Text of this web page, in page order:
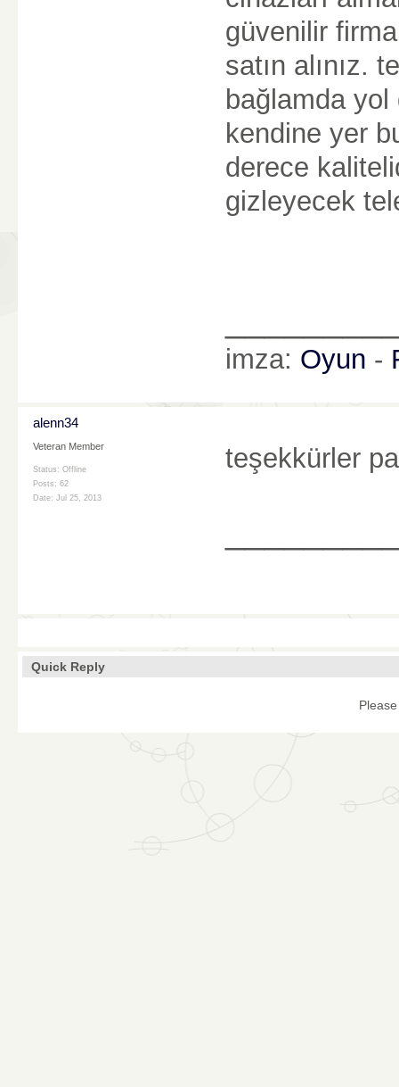
güvenilir
satın alınız.
bağlamda yol
kendine yer
derece
gizleyecek
imza: Oyun -
alenn34
Veteran Member
Status: Offline
Posts: 62
Date: Jul 25, 2013
teşekkürler
Quick Reply